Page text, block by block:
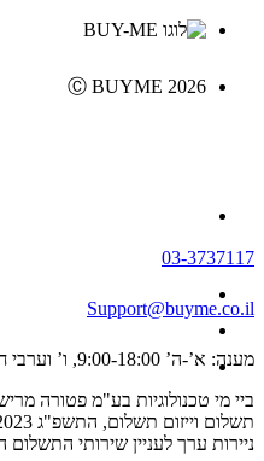
Ⓒ BUYME 2026
03-3737117
Support@buyme.co.il
מענה: א’-ה’ 9:00-18:00, ו’ וערבי חג 9:00-13:00
ביי מי טכנולוגיות בע"מ פטורה
ניירות ערך לעניין שירותי התשלום